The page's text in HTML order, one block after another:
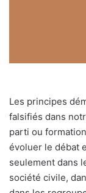
Les principes
falsifiés dans
parti ou
évoluer le débat
seulement dans
société civile,